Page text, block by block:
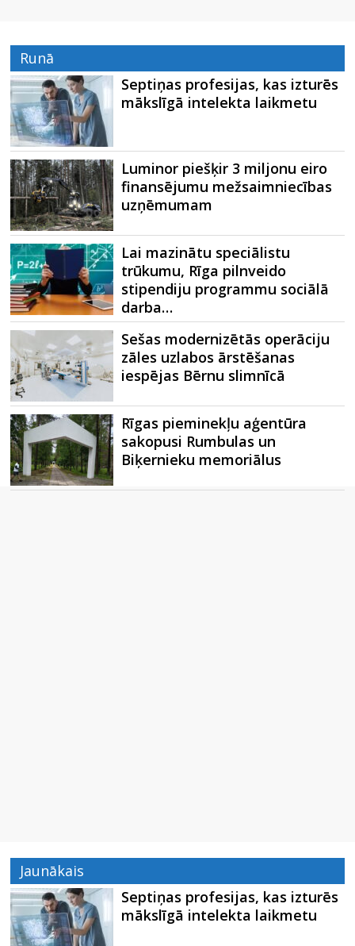
Runā
Septiņas profesijas, kas izturēs
mākslīgā intelekta laikmetu
Luminor piešķir 3 miljonu eiro
finansējumu mežsaimniecības
uzņēmumam
Lai mazinātu speciālistu
trūkumu, Rīga pilnveido
stipendiju programmu sociālā
darba…
Sešas modernizētās operāciju
zāles uzlabos ārstēšanas
iespējas Bērnu slimnīcā
Rīgas pieminekļu aģentūra
sakopusi Rumbulas un
Biķernieku memoriālus
Jaunākais
Septiņas profesijas, kas izturēs
mākslīgā intelekta laikmetu